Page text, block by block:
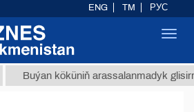
Buýan köküniň arassalanmadyk
ENG TM РУС